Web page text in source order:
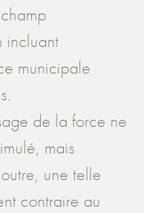
incluant
municipale
de la force ne
mais
une telle
contraire au